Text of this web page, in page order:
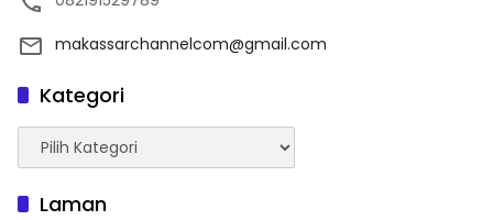
makassarchannelcom@gmail.com
Kategori
Kategori
Laman